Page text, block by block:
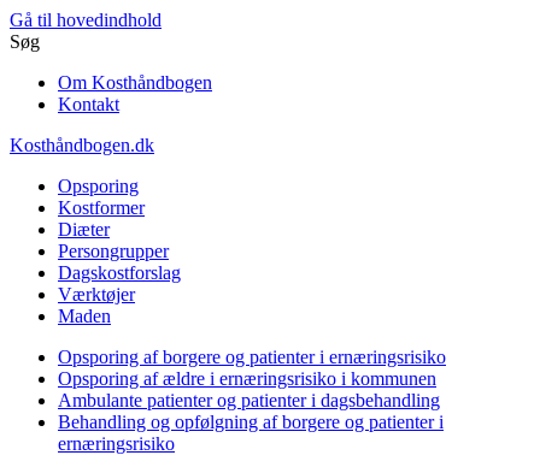
Gå til hovedindhold
Søg
Om Kosthåndbogen
Kontakt
Kosthåndbogen.dk
Opsporing
Kostformer
Diæter
Persongrupper
Dagskostforslag
Værktøjer
Maden
Opsporing af borgere og patienter i ernæringsrisiko
Opsporing af ældre i ernæringsrisiko i kommunen
Ambulante patienter og patienter i dagsbehandling
Behandling og opfølgning af borgere og patienter i
ernæringsrisiko